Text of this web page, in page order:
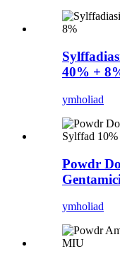
40% +
ymholiad
Powdr
ymholiad